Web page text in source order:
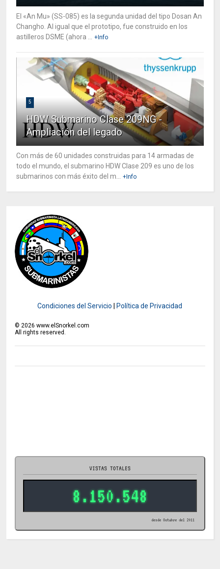
El «An Mu» (SS-085) es la segunda unidad del tipo Dosan An
Changho. Al igual que el prototipo, fue construido en los
astilleros DSME (ahora ...
+Info
5
HDW Submarino Clase 209NG -
Ampliación del legado
Con más de 60 unidades construidas para 14 armadas de
todo el mundo, el submarino HDW Clase 209 es uno de los
submarinos con más éxito del m...
+Info
Condiciones del Servicio Política de Privacidad
© 2026 www.elSnorkel.com
All rights reserved.
VISTAS TOTALES
8.150.548
desde Octubre del 2011